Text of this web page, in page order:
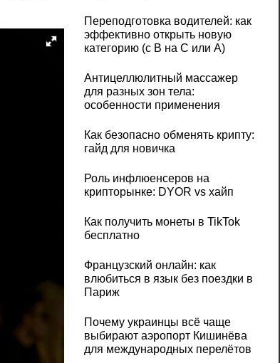
Переподготовка водителей: как
эффективно открыть новую
категорию (с B на C или А)
Антицеллюлитный массажер
для разных зон тела:
особенности применения
Как безопасно обменять крипту:
гайд для новичка
Роль инфлюенсеров на
крипторынке: DYOR vs хайп
Как получить монеты в TikTok
бесплатно
Французский онлайн: как
влюбиться в язык без поездки в
Париж
Почему украинцы всё чаще
выбирают аэропорт Кишинёва
для международных перелётов